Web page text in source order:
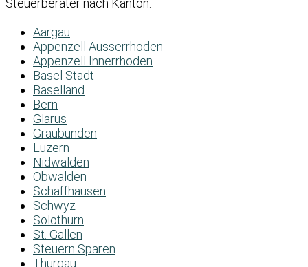
Steuerberater nach Kanton:
Aargau
Appenzell Ausserrhoden
Appenzell Innerrhoden
Basel Stadt
Baselland
Bern
Glarus
Graubünden
Luzern
Nidwalden
Obwalden
Schaffhausen
Schwyz
Solothurn
St. Gallen
Steuern Sparen
Thurgau